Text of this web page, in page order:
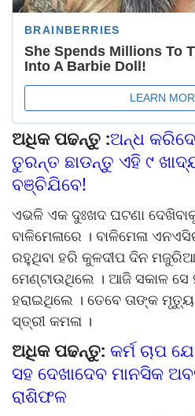
ଅଧିକ ପଢନ୍ତୁ :ଅନ୍ଧ
ତୁରନ୍ତ ଛାଡନ୍ତୁ ଏହି ୯
ବଞ୍ଚିଯିବେ!
ଏଭଳି ଏକ ଦୁଃଖଦ ଘଟଣା
ବାଳିମେଳାରେ । ବାଳିମେଳା
ରହୁଥିବା ହରି କୁଳଦୀପ ଦିନ ମଜୁରିଆ
ମେଣ୍ଟାଉଥିଲେ । ଆଜି ସକାଳ ସେ
ହରାଇଥିଲେ । ତେବେ ତାଙ୍କ
ସ୍ତ୍ରୀ କମଳା ।
ଅଧିକ ପଢନ୍ତୁ: କର୍ମ ଚାପ
ସହ ଦେଖାଦେବ ମାନସିକ
ରାଶିଫଳ